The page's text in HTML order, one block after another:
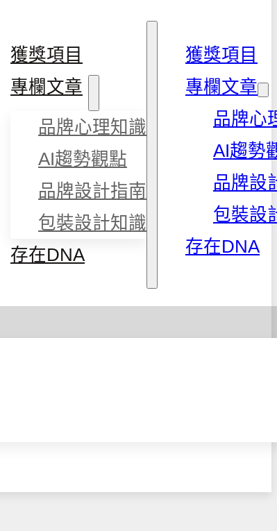
獲獎項目
專欄文章
品牌心理知識
AI趨勢觀點
品牌設計指南
包裝設計知識
存在DNA
獲獎項目
專欄文章
品牌心
AI趨勢
品牌設
包裝設
存在DNA